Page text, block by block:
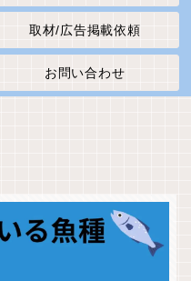
取材/広告掲載依頼
お問い合わせ